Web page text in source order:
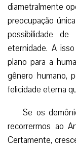
diametralmente
preocupação
possibilidade
eternidade. A
plano para a
gênero humano,
felicidade eterna
Se os
recorrermos ao
Certamente,